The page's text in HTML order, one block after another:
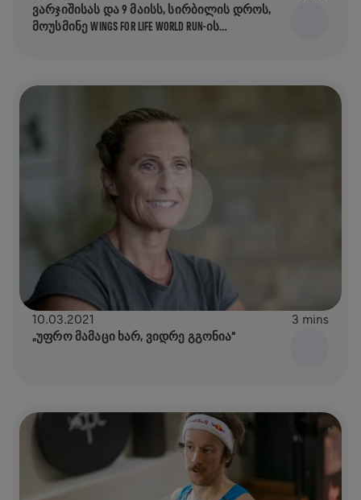
ᲕᲐᲠᲯᲘᲨᲘᲡᲐᲡ ᲓᲐ 9 ᲛᲐᲘᲡᲡ, ᲡᲘᲠᲑᲘᲚᲘᲡ ᲓᲠᲝᲡ,
ᲛᲝᲣᲡᲛᲘᲜᲔ WINGS FOR LIFE WORLD RUN-ᲘᲡ
10.03.2021 3 mins
„ᲣᲤᲠᲝ ᲛᲐᲛᲐᲪᲘ ᲮᲐᲠ, ᲕᲘᲓᲠᲔ ᲒᲒᲝᲜᲘᲐ“